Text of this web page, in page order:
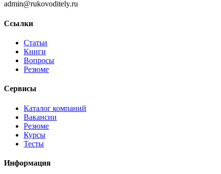
admin@rukovoditely.ru
Ссылки
Статьи
Книги
Вопросы
Резюме
Сервисы
Каталог компаний
Вакансии
Резюме
Курсы
Тесты
Информация